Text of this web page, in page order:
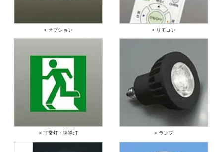
> オプション > リモコン
> 非常灯・誘導灯 > ランプ